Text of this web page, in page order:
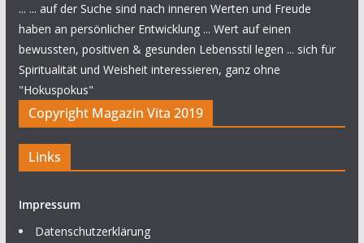
... ... auf der Suche sind nach inneren Werten und Freude
haben an persönlicher Entwicklung ... Wert auf einen
bewussten, positiven & gesunden Lebensstil legen ... sich für
Spiritualität und Weisheit interessieren, ganz ohne
"Hokuspokus"
Copyright Magazin Vita 2019
Links
Impressum
Datenschutzerklärung